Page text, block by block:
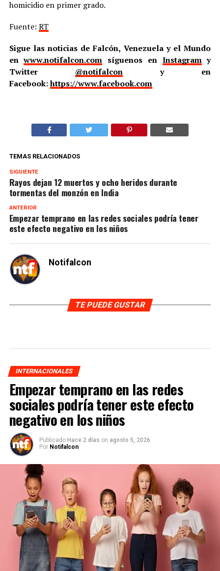
homicidio en primer grado.
Fuente: RT
Sigue las noticias de Falcón, Venezuela y el Mundo
enwww.notifalcon.com síguenos en Instagramy
Twitter @notifalcony en
Facebook:https://www.facebook.com
TEMAS RELACIONADOS
SIGUIENTE
Rayos dejan 12 muertos y ocho heridos durante
tormentas del monzón en India
ANTERIOR
Empezar temprano en las redes sociales podría tener
este efecto negativo en los niños
Notifalcon
TE PUEDE GUSTAR
INTERNACIONALES
Empezar temprano en las redes
sociales podría tener este efecto
negativo en los niños
Publicado Hace 2 días on agosto 5, 2026
Por Notifalcon